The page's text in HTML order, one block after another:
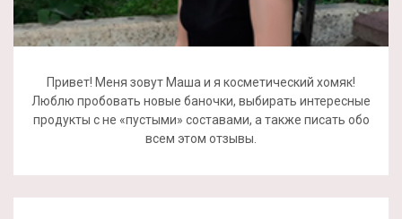
Привет! Меня зовут Маша и я косметический хомяк!
Люблю пробовать новые баночки, выбирать интересные
продукты с не «пустыми» составами, а также писать обо
всем этом отзывы.